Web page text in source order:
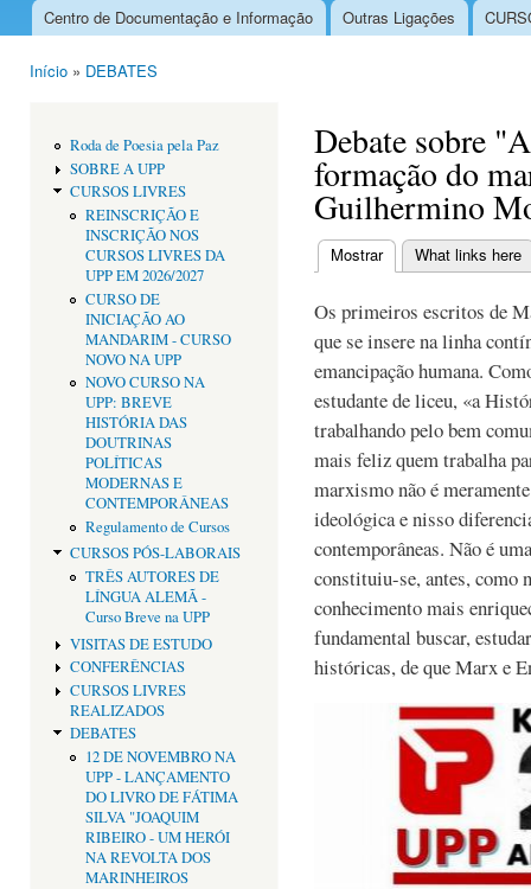
Menu principal
Centro de Documentação e Informação Outras Ligações
Início » DEBATES
Roda de Poesia pela Paz
SOBRE A UPP
CURSOS LIVRES
REINSCRIÇÃO E
INSCRIÇÃO NOS
CURSOS LIVRES DA
UPP EM 2026/2027
CURSO DE
INICIAÇÃO AO
MANDARIM - CURSO
NOVO NA UPP
NOVO CURSO NA
UPP: BREVE
HISTÓRIA DAS
DOUTRINAS
POLÍTICAS
MODERNAS E
CONTEMPORÂNEAS
Regulamento de Cursos
CURSOS PÓS-LABORAIS
TRÊS AUTORES DE
LÍNGUA ALEMÃ -
Curso Breve na UPP
VISITAS DE ESTUDO
CONFERÊNCIAS
CURSOS LIVRES
REALIZADOS
DEBATES
12 DE NOVEMBRO NA
UPP - LANÇAMENTO
DO LIVRO DE FÁTIMA
SILVA "JOAQUIM
RIBEIRO - UM HERÓI
NA REVOLTA DOS
MARINHEIROS
Debate sobre
formação do
Guilhermino
Separadores
Mostrar(separador ativo)
What links here
Os primeiros escritos de
que se insere na linha
emancipação humana.
estudante de liceu, «a
trabalhando pelo bem
mais feliz quem trabalha
marxismo não é
ideológica e nisso
contemporâneas. Não é
constituiu-se, antes, como
conhecimento mais
fundamental buscar,
históricas, de que Marx e